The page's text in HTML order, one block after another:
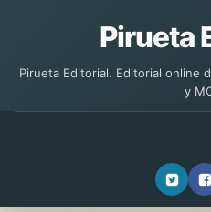
Pirueta
Pirueta Editorial. Editorial online
y